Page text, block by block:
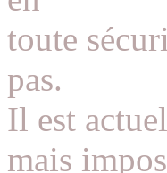
toute
pas.
Il est
mais